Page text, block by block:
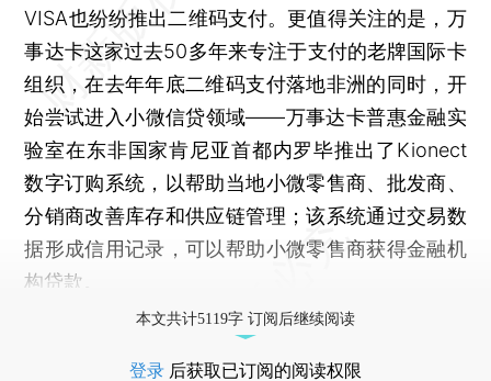
VISA也纷纷推出二维码支付。更值得关注的是，万
事达卡这家过去50多年来专注于支付的老牌国际卡
组织，在去年年底二维码支付落地非洲的同时，开
始尝试进入小微信贷领域——万事达卡普惠金融实
验室在东非国家肯尼亚首都内罗毕推出了Kionect
数字订购系统，以帮助当地小微零售商、批发商、
分销商改善库存和供应链管理；该系统通过交易数
据形成信用记录，可以帮助小微零售商获得金融机
构贷款。
本文共计5119字 订阅后继续阅读
登录 后获取已订阅的阅读权限